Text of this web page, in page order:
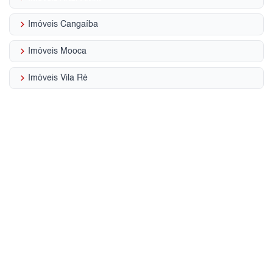
keyboard_arrow_right Imóveis Cangaíba
keyboard_arrow_right Imóveis Mooca
keyboard_arrow_right Imóveis Vila Ré